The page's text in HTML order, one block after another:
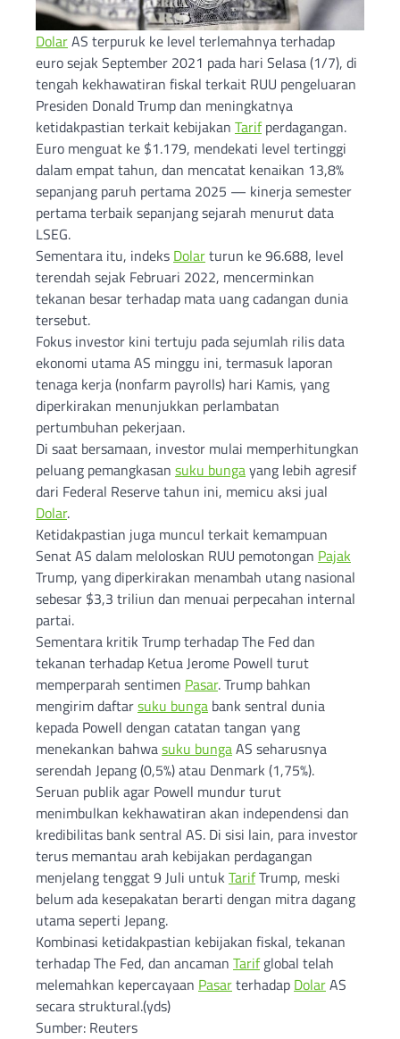
DolarAS terpuruk ke level terlemahnya terhadap
euro sejak September 2021 pada hari Selasa (1/7), di
tengah kekhawatiran fiskal terkait RUU pengeluaran
Presiden Donald Trump dan meningkatnya
ketidakpastian terkait kebijakan Tarifperdagangan.
Euro menguat ke $1.179, mendekati level tertinggi
dalam empat tahun, dan mencatat kenaikan 13,8%
sepanjang paruh pertama 2025 — kinerja semester
pertama terbaik sepanjang sejarah menurut data
LSEG.
Sementara itu, indeks Dolarturun ke 96.688, level
terendah sejak Februari 2022, mencerminkan
tekanan besar terhadap mata uang cadangan dunia
tersebut.
Fokus investor kini tertuju pada sejumlah rilis data
ekonomi utama AS minggu ini, termasuk laporan
tenaga kerja (nonfarm payrolls) hari Kamis, yang
diperkirakan menunjukkan perlambatan
pertumbuhan pekerjaan.
Di saat bersamaan, investor mulai memperhitungkan
peluang pemangkasan suku bungayang lebih agresif
dari Federal Reserve tahun ini, memicu aksi jual
Dolar.
Ketidakpastian juga muncul terkait kemampuan
Senat AS dalam meloloskan RUU pemotongan Pajak
Trump, yang diperkirakan menambah utang nasional
sebesar $3,3 triliun dan menuai perpecahan internal
partai.
Sementara kritik Trump terhadap The Fed dan
tekanan terhadap Ketua Jerome Powell turut
memperparah sentimen Pasar. Trump bahkan
mengirim daftarsuku bunga bank sentral dunia
kepada Powell dengan catatan tangan yang
menekankan bahwasuku bungaAS seharusnya
serendah Jepang (0,5%) atau Denmark (1,75%).
Seruan publik agar Powell mundur turut
menimbulkan kekhawatiran akan independensi dan
kredibilitas bank sentral AS. Di sisi lain, para investor
terus memantau arah kebijakan perdagangan
menjelang tenggat 9 Juli untuk TarifTrump, meski
belum ada kesepakatan berarti dengan mitra dagang
utama seperti Jepang.
Kombinasi ketidakpastian kebijakan fiskal, tekanan
terhadap The Fed, dan ancaman Tarifglobal telah
melemahkan kepercayaan Pasarterhadap DolarAS
secara struktural.(yds)
Sumber: Reuters